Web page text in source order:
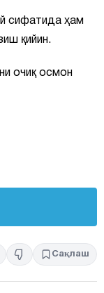
сифатида ҳам
қийин.
очиқ осмон
Сақлаш